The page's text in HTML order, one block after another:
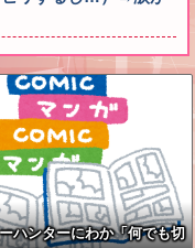
ハンターにわか「何でも切